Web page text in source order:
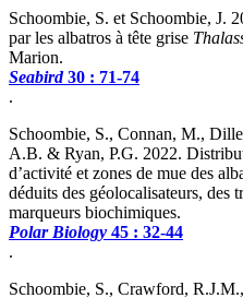
Schoombie, S. et Schoombie, J.
par les albatros à tête grise
Marion.
Seabird30 : 71-74
.
Schoombie, S., Connan, M.,
A.B. & Ryan, P.G. 2022.
d’activité et zones de mue des
déduits des géolocalisateurs, des
marqueurs biochimiques.
Polar Biology 45 : 32-44
.
Schoombie, S., Crawford,